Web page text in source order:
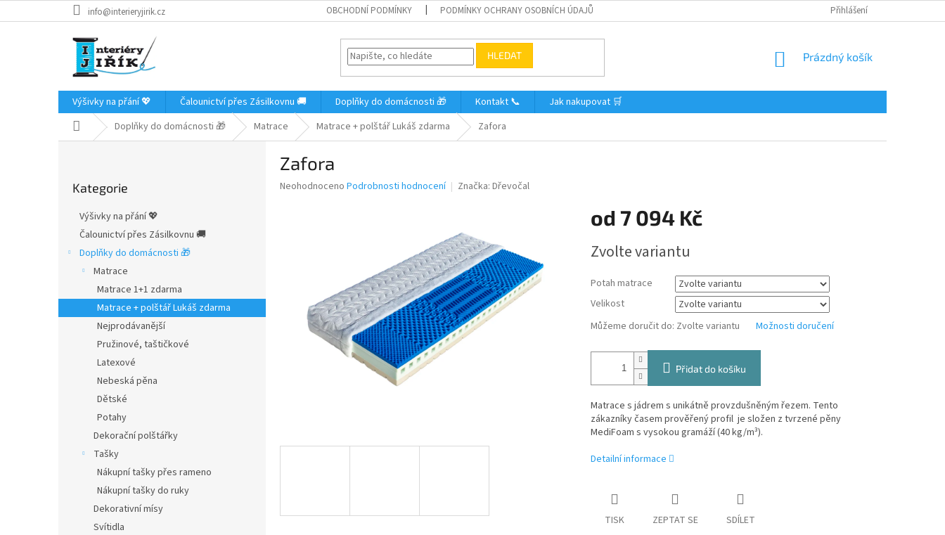
na
info@interieryjirik.cz OBCHODNÍ PODMÍNKY PODMÍNKY OCHRANY OSOBNÍCH ÚDAJŮ Přihlášení
HLEDAT
NÁKUPNÍ
Prázdný košík
Výšivky na přání 💖 Čalounictví přes Zásilkovnu 🚚 Doplňky do domácnosti 🎁 Kontakt 📞
Jak nakupovat 🛒
Domů Doplňky do domácnosti 🎁 Matrace Matrace + polštář Lukáš zdarma Zafora
a
n
kategorie
Kategorie
Výšivky na přání 💖
Čalounictví přes Zásilkovnu 🚚
Doplňky do domácnosti 🎁
Matrace
Matrace 1+1 zdarma
Matrace + polštář Lukáš zdarma
Nejprodávanější
Pružinové, taštičkové
Latexové
Nebeská pěna
Dětské
Potahy
Dekorační polštářky
Tašky
Nákupní tašky přes rameno
Nákupní tašky do ruky
Dekorativní mísy
Svítidla
Zafora
Průměrné
Neohodnoceno Podrobnosti hodnocení Značka: Dřevočal
od 7 094 Kč
cena:
Zvolte variantu
Potah matrace
Velikost
Můžeme doručit do: Zvolte variantu Možnosti doručení
Přidat do košíku
Matrace s jádrem s unikátně provzdušněným řezem. Tento
zákazníky časem prověřený profil je složen z tvrzené pěny
MediFoam s vysokou gramáží (40 kg/m³).
Detailní informace
TISK ZEPTAT SE SDÍLET